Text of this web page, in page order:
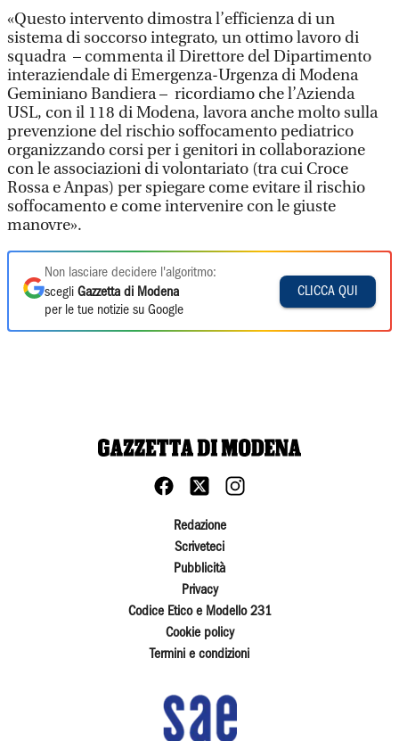
«Questo intervento dimostra l’efficienza di un
sistema di soccorso integrato, un ottimo lavoro di
squadra – commenta il Direttore del Dipartimento
interaziendale di Emergenza-Urgenza di Modena
Geminiano Bandiera – ricordiamo che l’Azienda
USL, con il 118 di Modena, lavora anche molto sulla
prevenzione del rischio soffocamento pediatrico
organizzando corsi per i genitori in collaborazione
con le associazioni di volontariato (tra cui Croce
Rossa e Anpas) per spiegare come evitare il rischio
soffocamento e come intervenire con le giuste
manovre».
Non lasciare decidere l'algoritmo:
scegli Gazzetta di Modena
per le tue notizie su Google
CLICCA QUI
Redazione
Scriveteci
Pubblicità
Privacy
Codice Etico e Modello 231
Cookie policy
Termini e condizioni